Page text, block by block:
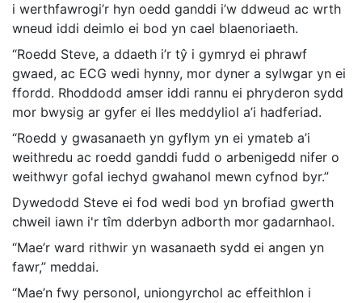
i werthfawrogi’r hyn oedd ganddi i’w ddweud ac wrth
wneud iddi deimlo ei bod yn cael blaenoriaeth.
“Roedd Steve, a ddaeth i’r tŷ i gymryd ei phrawf
gwaed, ac ECG wedi hynny, mor dyner a sylwgar yn ei
ffordd. Rhoddodd amser iddi rannu ei phryderon sydd
mor bwysig ar gyfer ei lles meddyliol a’i hadferiad.
“Roedd y gwasanaeth yn gyflym yn ei ymateb a’i
weithredu ac roedd ganddi fudd o arbenigedd nifer o
weithwyr gofal iechyd gwahanol mewn cyfnod byr.”
Dywedodd Steve ei fod wedi bod yn brofiad gwerth
chweil iawn i'r tîm dderbyn adborth mor gadarnhaol.
“Mae’r ward rithwir yn wasanaeth sydd ei angen yn
fawr,” meddai.
“Mae’n fwy personol, uniongyrchol ac effeithlon i